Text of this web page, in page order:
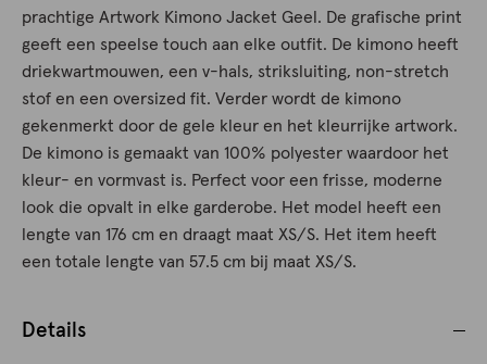
prachtige Artwork Kimono Jacket Geel. De grafische print
geeft een speelse touch aan elke outfit. De kimono heeft
driekwartmouwen, een v-hals, striksluiting, non-stretch
stof en een oversized fit. Verder wordt de kimono
gekenmerkt door de gele kleur en het kleurrijke artwork.
De kimono is gemaakt van 100% polyester waardoor het
kleur- en vormvast is. Perfect voor een frisse, moderne
look die opvalt in elke garderobe. Het model heeft een
lengte van 176 cm en draagt maat XS/S. Het item heeft
een totale lengte van 57.5 cm bij maat XS/S.
Details